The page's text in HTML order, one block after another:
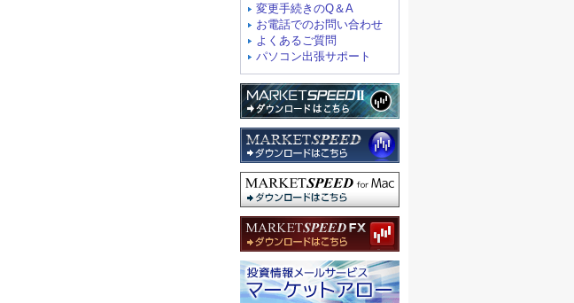
変更手続きのQ＆A
お電話でのお問い合わせ
よくあるご質問
パソコン出張サポート